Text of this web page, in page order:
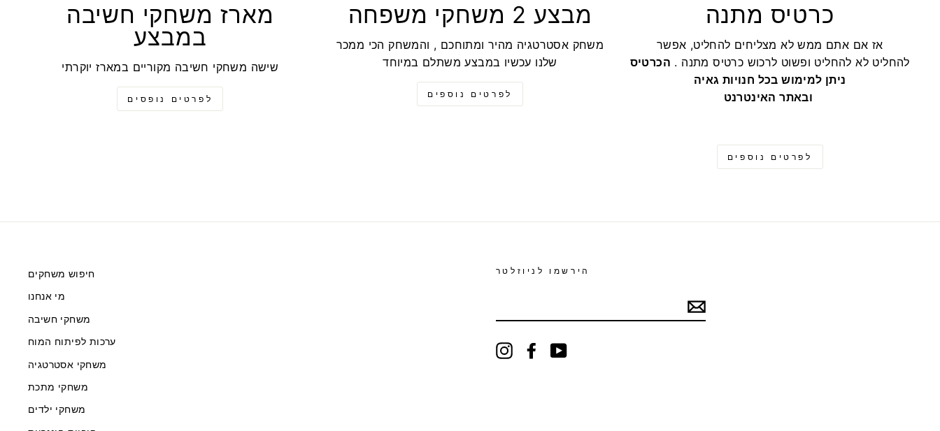
מארז משחקי חשיבה
במבצע
שישה משחקי חשיבה מקוריים במארז יוקרתי
לפרטים נופסים
מבצע 2 משחקי משפחה
משחק אסטרטגיה מהיר ומתוחכם , והמשחק הכי ממכר
שלנו עכשיו במבצע משתלם במיוחד
לפרטים נוספים
כרטיס מתנה
אז אם אתם ממש לא מצליחים להחליט, אפשר
להחליט לא להחליט ופשוט לרכוש כרטיס מתנה . הכרטיס
ניתן למימוש בכל חנויות גאיה
לפרטים נוספים
חיפוש משחקים
מי אנחנו
משחקי חשיבה
ערכות לפיתוח המוח
משחקי אסטרטגיה
משחקי מתכת
משחקי ילדים
הירשמו לניוזלטר
InstagramFacebookYouTube